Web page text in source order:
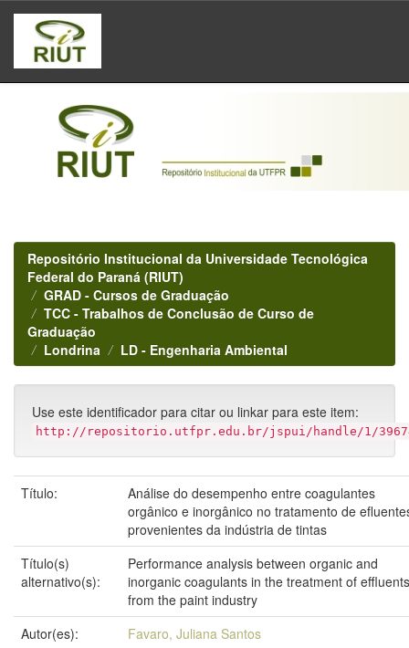
Skip
navigation
Repositório Institucional da Universidade Tecnológica
Federal do Paraná (RIUT)
GRAD - Cursos de Graduação
TCC - Trabalhos de Conclusão de Curso de
Graduação
Londrina
LD - Engenharia Ambiental
Use este identificador para citar ou linkar para este item:
http://repositorio.utfpr.edu.br/jspui/handle/1/
Título:
Análise do desempenho entre coagulantes
orgânico e inorgânico no tratamento de
provenientes da indústria de tintas
Título(s)
alternativo(s):
Performance analysis between organic and
inorganic coagulants in the treatment of effluents
from the paint industry
Autor(es):
Favaro, Juliana Santos